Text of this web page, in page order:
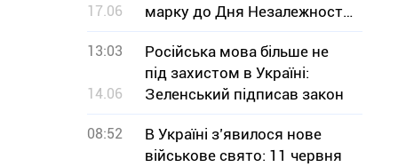
17.06
марку до Дня Незалежності
України
13:03
14.06
Російська мова більше не
під захистом в Україні:
Зеленський підписав закон
08:52
В Україні з’явилося нове
військове свято: 11 червня